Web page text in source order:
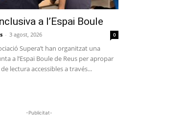
a l’Espai Boule
- 3 agost, 2026 0
Supera’t han organitzat una
a l’Espai Boule de Reus per apropar
lectura accessibles a través...
-Publicitat-